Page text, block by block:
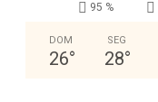
95 %
DOM
26°
SEG
28°